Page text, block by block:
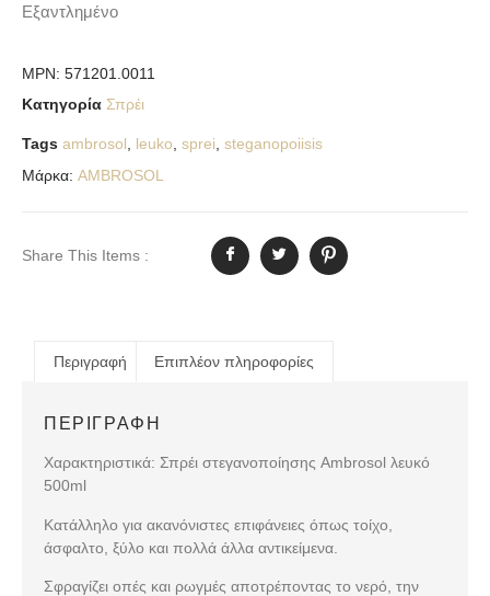
Εξαντλημένο
MPN: 571201.0011
Κατηγορία Σπρέι
Tags ambrosol, leuko, sprei, steganopoiisis
Μάρκα: AMBROSOL
Share This Items :
Περιγραφή Επιπλέον πληροφορίες
ΠΕΡΙΓΡΑΦΉ
Χαρακτηριστικά: Σπρέι στεγανοποίησης Ambrosol λευκό
500ml
Κατάλληλο για ακανόνιστες επιφάνειες όπως τοίχο,
άσφαλτο, ξύλο και πολλά άλλα αντικείμενα.
Σφραγίζει οπές και ρωγμές αποτρέποντας το νερό, την